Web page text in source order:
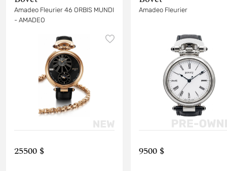
Amadeo Fleurier 46 ORBIS MUNDI
- AMADEO
25500 $
Amadeo Fleurier
9500 $